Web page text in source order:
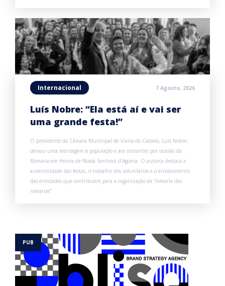
Internacional 7 Agosto, 2026
Luís Nobre: “Ela está aí e vai ser
uma grande festa!”
O presidente da Câmara Municipal de Viana do Castelo, Luís Nobre,
deixou uma mensagem à população e aos visitantes por ocasião da
Romaria em Honra de Nossa Senhora d’Agonia. O autarca destaca a
autenticidade das festas, o trabalho dos voluntários e o envolvimento
das entidades que contribuem para a organização da “romaria das
romarias”.